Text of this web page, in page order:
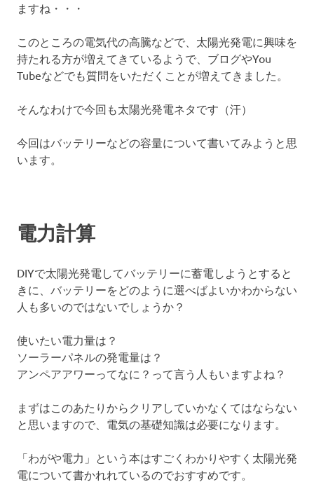
ますね・・・
このところの電気代の高騰などで、太陽光発電に興味を
持たれる方が増えてきているようで、ブログやYou
Tubeなどでも質問をいただくことが増えてきました。
そんなわけで今回も太陽光発電ネタです（汗）
今回はバッテリーなどの容量について書いてみようと思
います。
電力計算
DIYで太陽光発電してバッテリーに蓄電しようとすると
きに、バッテリーをどのように選べばよいかわからない
人も多いのではないでしょうか？
使いたい電力量は？
ソーラーパネルの発電量は？
アンペアアワーってなに？って言う人もいますよね？
まずはこのあたりからクリアしていかなくてはならない
と思いますので、電気の基礎知識は必要になります。
「わがや電力」という本はすごくわかりやすく太陽光発
電について書かれれているのでおすすめです。